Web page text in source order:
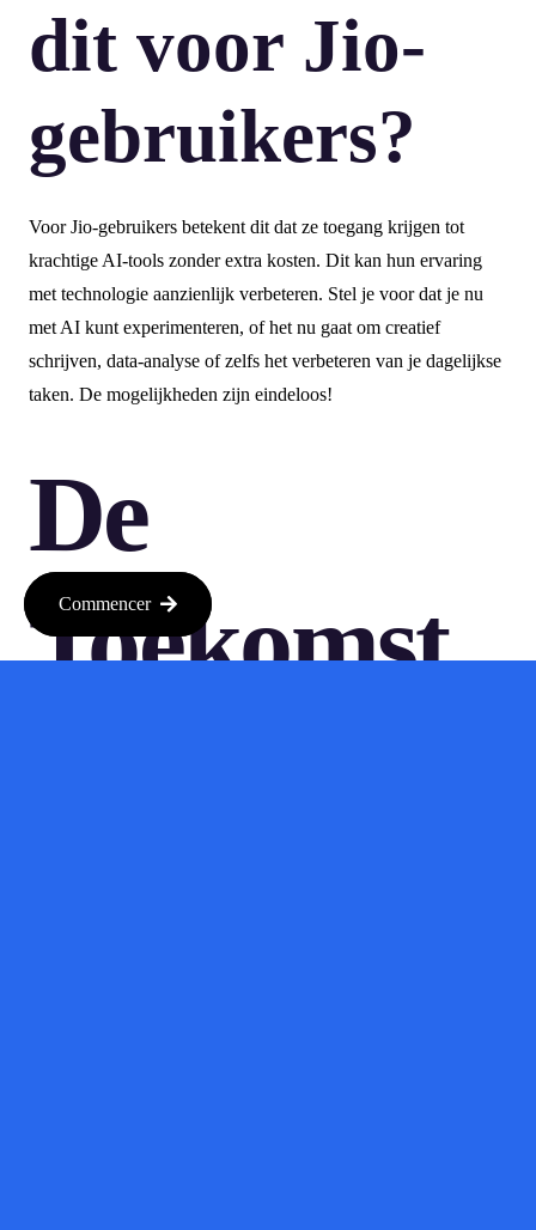
dit voor Jio-
gebruikers?
Voor Jio-gebruikers betekent dit dat ze toegang krijgen tot
krachtige AI-tools zonder extra kosten. Dit kan hun ervaring
met technologie aanzienlijk verbeteren. Stel je voor dat je nu
met AI kunt experimenteren, of het nu gaat om creatief
schrijven, data-analyse of zelfs het verbeteren van je dagelijkse
taken. De mogelijkheden zijn eindeloos!
De
Toekomst
Commencer